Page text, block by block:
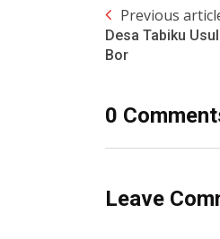
Previous
Desa Tabiku
Bor
0
Leave